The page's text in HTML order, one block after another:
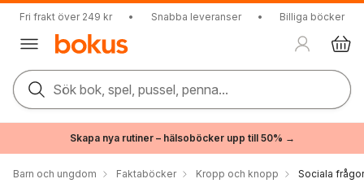
Fri frakt över 249 kr • Snabba leveranser • Billiga böcker
Sök bok, spel, pussel, penna...
Skapa nya rutiner – hälsoböcker upp till 50% →
Barn och ungdom Faktaböcker Kropp och knopp Sociala frågor